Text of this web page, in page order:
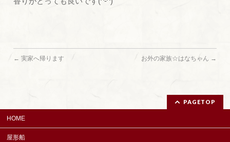
← 実家へ帰ります お外の家族☆はなちゃん →
PAGETOP
HOME
屋形船